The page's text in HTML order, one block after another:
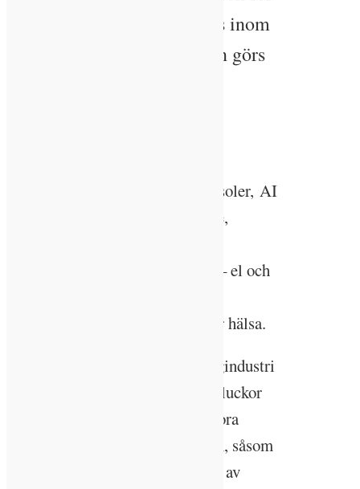
sin samlade spetskompetens inom
forskningen. Kraftsamlingen görs
LTH:s sju profilområden är aerosoler, AI
och digitaliseringens grundpelare,
byggindustri, energiomställning – el och
halvledarteknologi och teknik för hälsa.
Med profilområdet Cirkulär byggindustri
vill LTH bidra med kunskap där luckor
finns och ta sig an branschens stora
utmaningar kring klimatpåverkan, såsom
energianvändning vid produktion av